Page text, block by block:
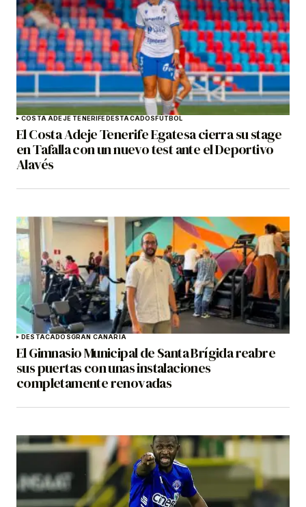
COSTA ADEJE TENERIFEDESTACADOSFÚTBOL
El Costa Adeje Tenerife Egatesa cierra su stage
en Tafalla con un nuevo test ante el Deportivo
Alavés
DESTACADOSGRAN CANARIA
El Gimnasio Municipal de Santa Brígida reabre
sus puertas con unas instalaciones
completamente renovadas